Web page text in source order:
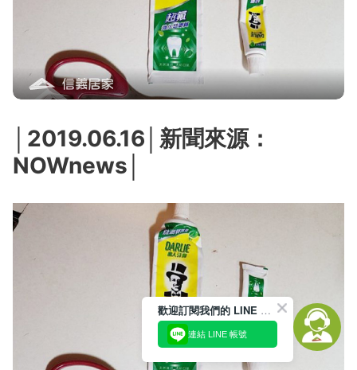
│2019.06.16│新聞來源：
NOWnews│
歡迎訂閱我們的 LINE 官方帳號
連結 LINE 帳號